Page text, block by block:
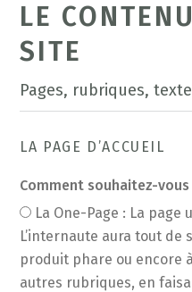
LE
SITE
Pages, rubriques,
LA PAGE D’ACCUEIL
Comment souhaitez-
La One-Page : La
L’internaute aura tout de
produit phare ou encore
autres rubriques, en